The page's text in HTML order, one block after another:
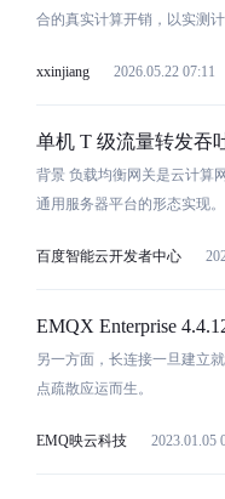
合的真实计算开销，以实测
xxinjiang 2026.05.22 07:11
单机 T 级流量转发吞
背景 负载均衡网关是云计算
通用 服务器平台的形态实现。
百度智能云开发者中心
EMQX Enterprise
另一方面，长连接一旦建立
点疏散应运而生。
EMQ映云科技 2023.01.05